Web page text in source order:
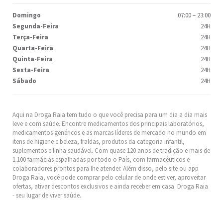
Aqui na Droga Raia tem tudo o que você precisa para um dia a dia mais
leve e com saúde. Encontre medicamentos dos principais laboratórios,
medicamentos genéricos e as marcas líderes de mercado no mundo em
itens de higiene e beleza, fraldas, produtos da categoria infantil,
suplementos e linha saudável. Com quase 120 anos de tradição e mais de
1.100 farmácias espalhadas por todo o País, com farmacêuticos e
colaboradores prontos para lhe atender. Além disso, pelo site ou app
Droga Raia, você pode comprar pelo celular de onde estiver, aproveitar
ofertas, ativar descontos exclusivos e ainda receber em casa. Droga Raia
- seu lugar de viver saúde.
Domingo 07:00– 23:00
Segunda-Feira
24H
Terça-Feira
24H
Quarta-Feira
24H
Quinta-Feira
24H
Sexta-Feira
24H
Sábado
24H